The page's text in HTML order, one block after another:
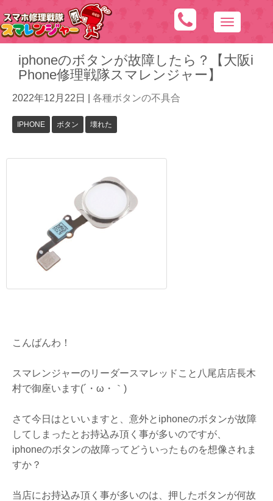
N
a
v
iphoneのボタンが故障したら？【大阪i
Phone修理戦隊スマレンジャー】
2022年12月22日 各種ボタンの不具合
IPHONE ボタン 壊れた
こんばんわ！
スマレンジャーのリーダースマレッドこと八尾店店長木
村で御座います(´・ω・｀)
さて今日はといいますと、意外とiphoneのボタンが故障
してしまったとお持込み頂く事が多いのですが、
iphoneのボタンの故障ってどういったものを想像されま
すか？
当店にお持込み頂く事が多いのは、押したボタンが何故